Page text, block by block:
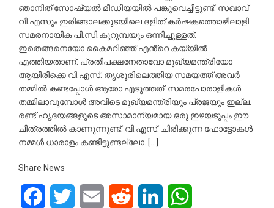
ഞാനിത് സോഷ്യൽ മീഡിയയിൽ പങ്കുവെച്ചിട്ടുണ്ട്. സഖാവ്
വി.എസും ഇരിങ്ങാലക്കുടയിലെ ദളിത് കർഷകത്തൊഴിലാളി
സമരനായിക പി.സി.കുറുമ്പയും ഒന്നിച്ചുള്ളത്.
ഇതെങ്ങനെയോ കൈമറിഞ്ഞ് എൻ്റെ കയ്യിൽ
എത്തിയതാണ്. പ്രതിപക്ഷനേതാവോ മുഖ്യമന്ത്രിയോ
ആയിരിക്കെ വി.എസ്. തൃശൂരിലെത്തിയ സമയത്ത് അവർ
തമ്മിൽ കണ്ടപ്പോൾ ആരോ എടുത്തത്. സമരപോരാളികൾ
തമ്മിലാവുമ്പോൾ അവിടെ മുഖ്യമന്ത്രിയും പ്രജയും ഇല്ല.
രണ്ട് ഹൃദയങ്ങളുടെ അസാമാന്യമായ ഒരു ഇഴയടുപ്പം ഈ
ചിത്രത്തിൽ കാണുന്നുണ്ട്. വി.എസ്. ചിരിക്കുന്ന ഫോട്ടോകൾ
നമ്മൾ ധാരാളം കണ്ടിട്ടുണ്ടല്ലോ. […]
Share News
FacebookTwitter Email Reddit LinkedIn